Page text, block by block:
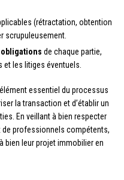
(rétractation, obtention
scrupuleusement.
de chaque partie,
et les litiges éventuels.
essentiel du processus
la transaction et d’établir un
En veillant à bien respecter
de professionnels compétents,
bien leur projet immobilier en